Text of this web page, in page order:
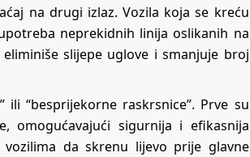
na drugi izlaz. Vozila koja se kreću
neprekidnih linija oslikanih na
slijepe uglove i smanjuje broj
“besprijekorne raskrsnice”. Prve su
omogućavajući sigurnija i efikasnija
da skrenu lijevo prije glavne